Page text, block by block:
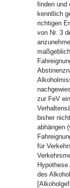
finden und
kenntlich
richtigen
von Nr. 3
zur FeV
bisher
abhängen
für
des